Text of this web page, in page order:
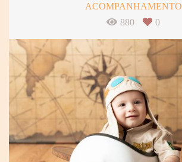
ACOMPANHAMENTO
880
0